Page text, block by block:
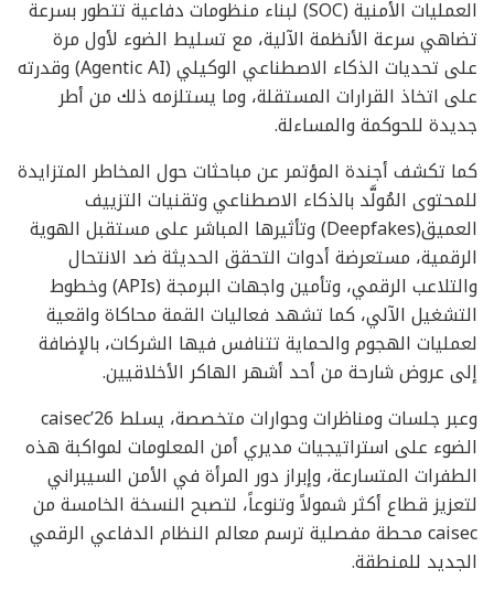
العمليات الأمنية (SOC) لبناء منظومات دفاعية تتطور بسرعة
تضاهي سرعة الأنظمة الآلية، مع تسليط الضوء لأول مرة
على تحديات الذكاء الاصطناعي الوكيلي (Agentic AI) وقدرته
على اتخاذ القرارات المستقلة، وما يستلزمه ذلك من أطر
جديدة للحوكمة والمساءلة.
كما تكشف أجندة المؤتمر عن مباحثات حول المخاطر المتزايدة
للمحتوى المُولَّد بالذكاء الاصطناعي وتقنيات التزييف
العميق(Deepfakes) وتأثيرها المباشر على مستقبل الهوية
الرقمية، مستعرضة أدوات التحقق الحديثة ضد الانتحال
والتلاعب الرقمي، وتأمين واجهات البرمجة (APIs) وخطوط
التشغيل الآلي، كما تشهد فعاليات القمة محاكاة واقعية
لعمليات الهجوم والحماية تتنافس فيها الشركات، بالإضافة
إلى عروض شارحة من أحد أشهر الهاكر الأخلاقيين.
وعبر جلسات ومناظرات وحوارات متخصصة، يسلط caisec’26
الضوء على استراتيجيات مديري أمن المعلومات لمواكبة هذه
الطفرات المتسارعة، وإبراز دور المرأة في الأمن السيبراني
لتعزيز قطاع أكثر شمولاً وتنوعاً، لتصبح النسخة الخامسة من
caisec محطة مفصلية ترسم معالم النظام الدفاعي الرقمي
الجديد للمنطقة.